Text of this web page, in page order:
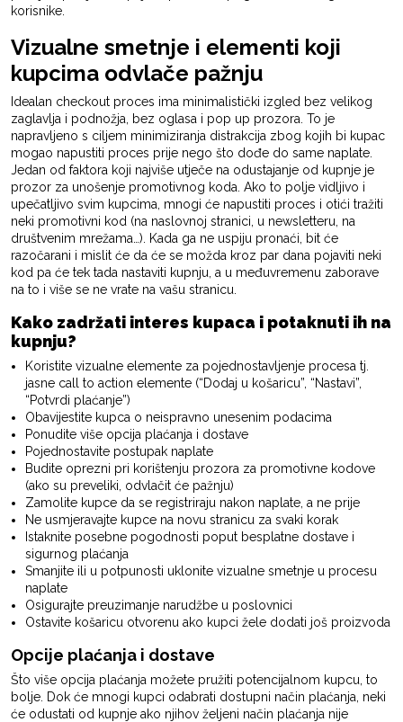
korisnike.
Vizualne smetnje i elementi koji
kupcima odvlače pažnju
Idealan checkout proces ima minimalistički izgled bez velikog
zaglavlja i podnožja, bez oglasa i pop up prozora. To je
napravljeno s ciljem minimiziranja distrakcija zbog kojih bi kupac
mogao napustiti proces prije nego što dođe do same naplate.
Jedan od faktora koji najviše utječe na odustajanje od kupnje je
prozor za unošenje promotivnog koda. Ako to polje vidljivo i
upečatljivo svim kupcima, mnogi će napustiti proces i otići tražiti
neki promotivni kod (na naslovnoj stranici, u newsletteru, na
društvenim mrežama…). Kada ga ne uspiju pronaći, bit će
razočarani i mislit će da će se možda kroz par dana pojaviti neki
kod pa će tek tada nastaviti kupnju, a u međuvremenu zaborave
na to i više se ne vrate na vašu stranicu.
Kako zadržati interes kupaca i potaknuti ih na
kupnju?
Koristite vizualne elemente za pojednostavljenje procesa tj.
jasne call to action elemente (“Dodaj u košaricu”, “Nastavi”,
“Potvrdi plaćanje”)
Obavijestite kupca o neispravno unesenim podacima
Ponudite više opcija plaćanja i dostave
Pojednostavite postupak naplate
Budite oprezni pri korištenju prozora za promotivne kodove
(ako su preveliki, odvlačit će pažnju)
Zamolite kupce da se registriraju nakon naplate, a ne prije
Ne usmjeravajte kupce na novu stranicu za svaki korak
Istaknite posebne pogodnosti poput besplatne dostave i
sigurnog plaćanja
Smanjite ili u potpunosti uklonite vizualne smetnje u procesu
naplate
Osigurajte preuzimanje narudžbe u poslovnici
Ostavite košaricu otvorenu ako kupci žele dodati još proizvoda
Opcije plaćanja i dostave
Što više opcija plaćanja možete pružiti potencijalnom kupcu, to
bolje. Dok će mnogi kupci odabrati dostupni način plaćanja, neki
će odustati od kupnje ako njihov željeni način plaćanja nije